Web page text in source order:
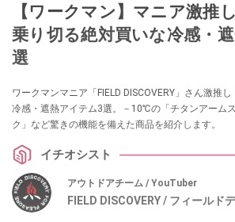
【ワークマン】マニア激推
乗り切る絶対買いな冷感・
選
ワークマンマニア「FIELD DISCOVERY」さん激推
冷感・遮熱アイテム3選。－10℃の「チタンアーム
ク」など驚きの機能を備えた商品を紹介します。
イチオシスト
アウトドアチーム / YouTuber
FIELD DISCOVERY / フィールド